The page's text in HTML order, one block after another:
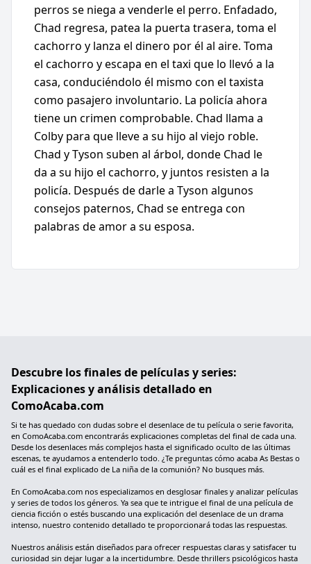
perros se niega a venderle el perro. Enfadado,
Chad regresa, patea la puerta trasera, toma el
cachorro y lanza el dinero por él al aire. Toma
el cachorro y escapa en el taxi que lo llevó a la
casa, conduciéndolo él mismo con el taxista
como pasajero involuntario. La policía ahora
tiene un crimen comprobable. Chad llama a
Colby para que lleve a su hijo al viejo roble.
Chad y Tyson suben al árbol, donde Chad le
da a su hijo el cachorro, y juntos resisten a la
policía. Después de darle a Tyson algunos
consejos paternos, Chad se entrega con
palabras de amor a su esposa.
Descubre los finales de películas y series:
Explicaciones y análisis detallado en
ComoAcaba.com
Si te has quedado con dudas sobre el desenlace de tu película o serie favorita,
en ComoAcaba.com encontrarás explicaciones completas del final de cada una.
Desde los desenlaces más complejos hasta el significado oculto de las últimas
escenas, te ayudamos a entenderlo todo. ¿Te preguntas cómo acaba As Bestas o
cuál es el final explicado de La niña de la comunión? No busques más.
En ComoAcaba.com nos especializamos en desglosar finales y analizar películas
y series de todos los géneros. Ya sea que te intrigue el final de una película de
ciencia ficción o estés buscando una explicación del desenlace de un drama
intenso, nuestro contenido detallado te proporcionará todas las respuestas.
Nuestros análisis están diseñados para ofrecer respuestas claras y satisfacer tu
curiosidad sin dejar lugar a la incertidumbre. Desde thrillers psicológicos hasta